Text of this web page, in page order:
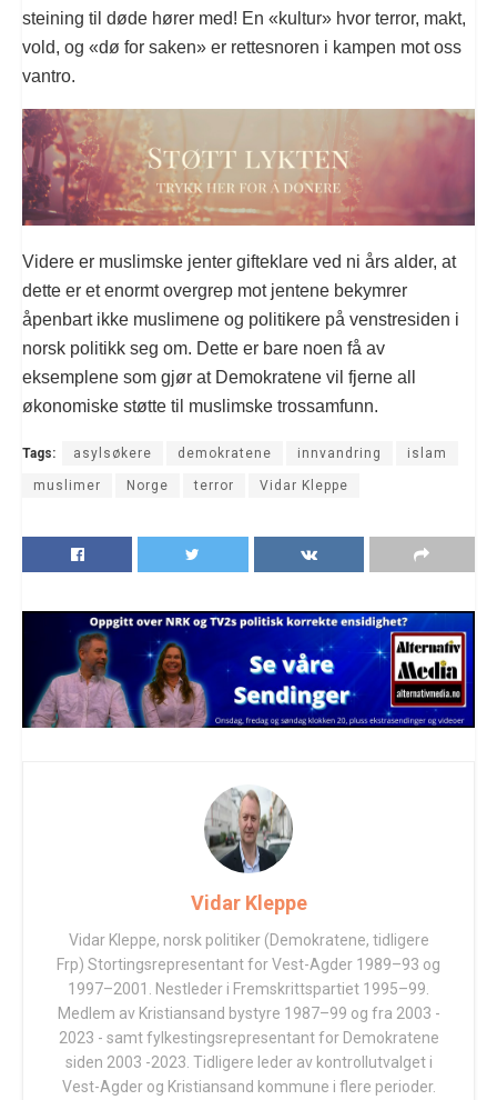
steining til døde hører med! En «kultur» hvor terror, makt,
vold, og «dø for saken» er rettesnoren i kampen mot oss
vantro.
Videre er muslimske jenter gifteklare ved ni års alder, at
dette er et enormt overgrep mot jentene bekymrer
åpenbart ikke muslimene og politikere på venstresiden i
norsk politikk seg om. Dette er bare noen få av
eksemplene som gjør at Demokratene vil fjerne all
økonomiske støtte til muslimske trossamfunn.
Tags: asylsøkere demokratene innvandring islam
muslimer Norge terror Vidar Kleppe
Vidar Kleppe
Vidar Kleppe, norsk politiker (Demokratene, tidligere
Frp) Stortingsrepresentant for Vest-Agder 1989–93 og
1997–2001. Nestleder i Fremskrittspartiet 1995–99.
Medlem av Kristiansand bystyre 1987–99 og fra 2003 -
2023 - samt fylkestingsrepresentant for Demokratene
siden 2003 -2023. Tidligere leder av kontrollutvalget i
Vest-Agder og Kristiansand kommune i flere perioder.